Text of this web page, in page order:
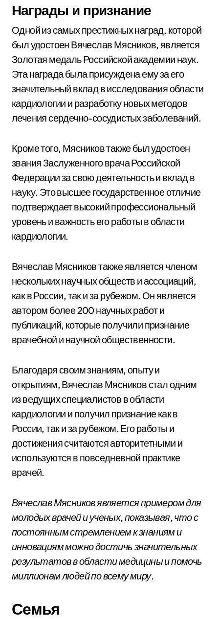
Награды и признание
Одной из самых престижных наград, которой
был удостоен Вячеслав Мясников, является
Золотая медаль Российской академии наук.
Эта награда была присуждена ему за его
значительный вклад в исследования области
кардиологии и разработку новых методов
лечения сердечно-сосудистых заболеваний.
Кроме того, Мясников также был удостоен
звания Заслуженного врача Российской
Федерации за свою деятельность и вклад в
науку. Это высшее государственное отличие
подтверждает высокий профессиональный
уровень и важность его работы в области
кардиологии.
Вячеслав Мясников также является членом
нескольких научных обществ и ассоциаций,
как в России, так и за рубежом. Он является
автором более 200 научных работ и
публикаций, которые получили признание
врачебной и научной общественности.
Благодаря своим знаниям, опыту и
открытиям, Вячеслав Мясников стал одним
из ведущих специалистов в области
кардиологии и получил признание как в
России, так и за рубежом. Его работы и
достижения считаются авторитетными и
используются в повседневной практике
врачей.
Вячеслав Мясников является примером для
молодых врачей и ученых, показывая, что с
постоянным стремлением к знаниям и
инновациям можно достичь значительных
результатов в области медицины и помочь
миллионам людей по всему миру.
Семья